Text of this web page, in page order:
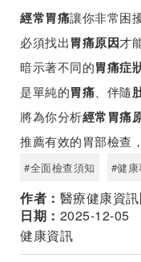
經常胃痛讓你非常困
必須找出胃痛原因才
暗示著不同的胃痛症
是單純的胃痛 、伴隨
將為你分析經常胃痛
推薦有效的胃部檢查
#全面檢查須知 #健康
作者： 醫療健康資
日期： 2025-12-05
健康資訊